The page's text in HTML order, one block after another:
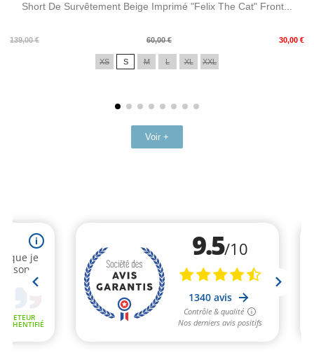
Short De Survêtement Beige Imprimé "Felix The Cat" Front...
139,00 €
Prix
60,00 € 30,00 €
Prix
XS S M L XL XXL
Voir +